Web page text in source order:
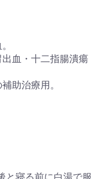
血・十二指腸潰瘍
助治療用。